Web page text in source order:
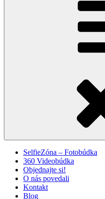
SelfieZóna – Fotobúdka
360 Videobúdka
Objednajte si!
O nás povedali
Kontakt
Blog